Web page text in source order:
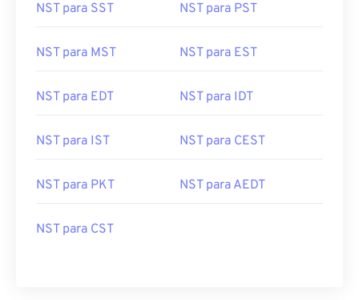
NST para SST NST para PST
NST para MST NST para EST
NST para EDT NST para IDT
NST para IST NST para CEST
NST para PKT NST para AEDT
NST para CST